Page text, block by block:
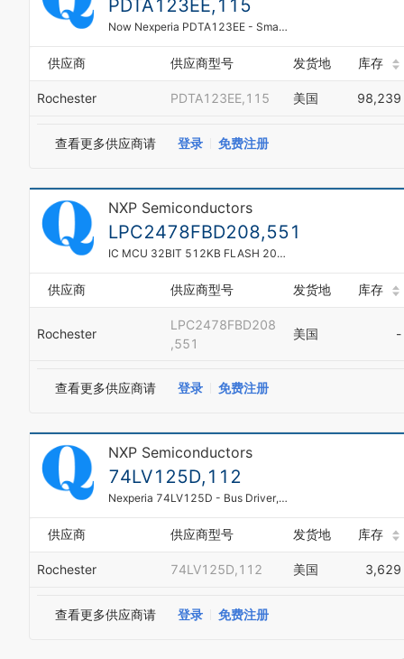
PDTA123EE,115
Now Nexperia PDTA123EE - Small Signal Bipolar Transistor, 0.1A, 50V, 1-Element, PNP, SC-75
供应商 供应商型号 发货地 库存
Rochester PDTA123EE,115 美国 98,239
查看更多供应商请 登录 免费注册
NXP Semiconductors
LPC2478FBD208,551
IC MCU 32BIT 512KB FLASH 208LQFP
供应商 供应商型号 发货地 库存
Rochester
LPC2478FBD208
,551
美国 -
查看更多供应商请 登录 免费注册
NXP Semiconductors
74LV125D,112
Nexperia 74LV125D - Bus Driver, LV/LV-A/LVX/H Series, 4-Func, 1-Bit, True Output, CMOS, PDSO14
供应商 供应商型号 发货地 库存
Rochester 74LV125D,112 美国 3,629
查看更多供应商请 登录 免费注册